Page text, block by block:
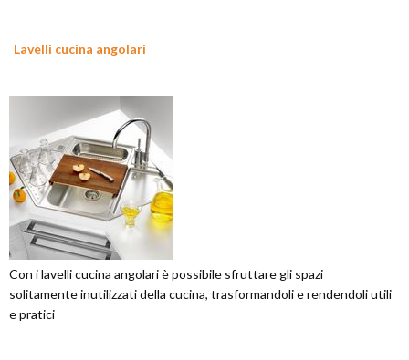
Lavelli cucina angolari
Con i lavelli cucina angolari è possibile sfruttare gli spazi
solitamente inutilizzati della cucina, trasformandoli e rendendoli utili
e pratici